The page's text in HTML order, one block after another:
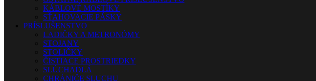
KÁBLOVÉ MOSTÍKY
SŤAHOVACIE PÁSKY
PRÍSLUŠENSTVO
LADIČKY A METRONÓMY
STOJANY
STOLIČKY
ČISTIACE PROSTRIEDKY
SLÚCHADLÁ
CHRÁNIČE SLUCHU